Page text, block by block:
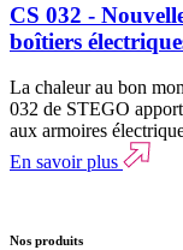
CS 032 -
boîtiers
La chaleur au bon
032 de STEGO
aux armoires
En savoir plus
Nos produits